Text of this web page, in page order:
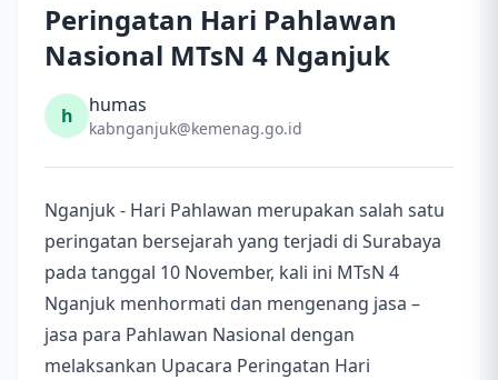
Peringatan Hari Pahlawan
Nasional MTsN 4 Nganjuk
h humas
kabnganjuk@kemenag.go.id
Nganjuk - Hari Pahlawan merupakan salah satu
peringatan bersejarah yang terjadi di Surabaya
pada tanggal 10 November, kali ini MTsN 4
Nganjuk menhormati dan mengenang jasa –
jasa para Pahlawan Nasional dengan
melaksankan Upacara Peringatan Hari